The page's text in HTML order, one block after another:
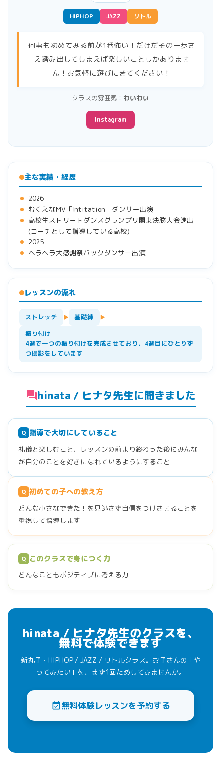
HIPHOP JAZZ リトル
何事も初めてみる前が1番怖い！だけだその一歩さ
え踏み出してしまえば楽しいことしかありませ
ん！お気軽に遊びにきてください！
クラスの雰囲気： わいわい
Instagram
主な実績・経歴
2026
むくえなMV「Intitation」ダンサー出演
高校生ストリートダンスグランプリ関東決勝大会進出
(コーチとして指導している高校)
2025
ヘラヘラ大感謝祭バックダンサー出演
レッスンの流れ
ストレッチ ▶ 基礎練 ▶
振り付け
4週で一つの振り付けを完成させており、4週目にひとりず
つ撮影をしています
forumhinata / ヒナタ先生に聞きました
Q 指導で大切にしていること
礼儀と楽しむこと、レッスンの前より終わった後にみんな
が自分のことを好きになれているようにすること
Q 初めての子への教え方
どんな小さなできた！を見逃さず自信をつけさせることを
重視して指導します
Q このクラスで身につく力
どんなこともポジティブに考える力
hinata / ヒナタ先生のクラスを、
無料で体験できます
新丸子・HIPHOP / JAZZ / リトルクラス。お子さんの「や
ってみたい」を、まず1回ためしてみませんか。
event_available無料体験レッスンを予約する